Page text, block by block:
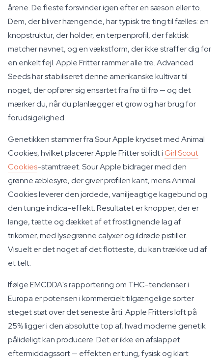
årene. De fleste forsvinder igen efter en sæson eller to.
Dem, der bliver hængende, har typisk tre ting til fælles: en
knopstruktur, der holder, en terpenprofil, der faktisk
matcher navnet, og en vækstform, der ikke straffer dig for
en enkelt fejl. Apple Fritter rammer alle tre. Advanced
Seeds har stabiliseret denne amerikanske kultivar til
noget, der opfører sig ensartet fra frø til frø — og det
mærker du, når du planlægger et grow og har brug for
forudsigelighed.
Genetikken stammer fra Sour Apple krydset med Animal
Cookies, hvilket placerer Apple Fritter solidt iGirl Scout
Cookies-stamtræet. Sour Apple bidrager med den
grønne æblesyre, der giver profilen kant, mens Animal
Cookies leverer den jordede, vaniljeagtige kagebund og
den tunge indica-effekt. Resultatet er knopper, der er
lange, tætte og dækket af et frostlignende lag af
trikomer, med lysegrønne calyxer og ildrøde pistiller.
Visuelt er det noget af det flotteste, du kan trække ud af
et telt.
Ifølge EMCDDA's rapportering om THC-tendenser i
Europa er potensen i kommercielt tilgængelige sorter
steget støt over det seneste årti. Apple Fritters loft på
25% ligger i den absolutte top af, hvad moderne genetik
pålideligt kan producere. Det er ikke en afslappet
eftermiddagssort — effekten er tung, fysisk og klart